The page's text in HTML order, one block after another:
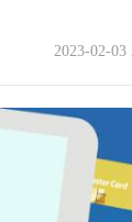
2023-02-